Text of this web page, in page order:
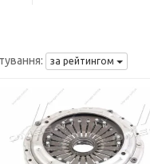
за рейтингом